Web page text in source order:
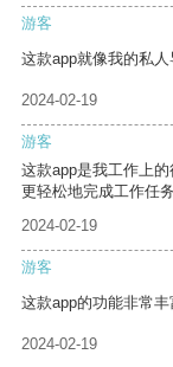
游客
这款app就像我的私人
2024-02-19
游客
这款app是我工作上
更轻松地完成工作任务
2024-02-19
游客
这款app的功能非常丰
2024-02-19